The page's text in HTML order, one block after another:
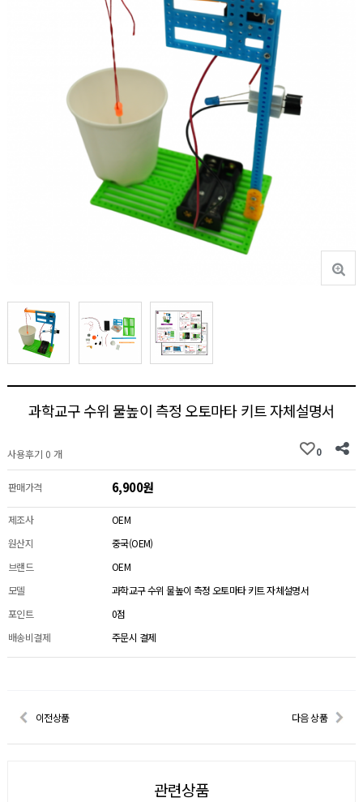
과학교구 수위 물높이 측정 오토마타 키트 자체설명서
사용후기 0 개 0
판매가격 6,900원
제조사
OEM
원산지
중국(OEM)
브랜드
OEM
모델
과학교구 수위 물높이 측정 오토마타 키트 자체설명서
포인트
0점
배송비결제
주문시 결제
이전상품 다음 상품
관련상품